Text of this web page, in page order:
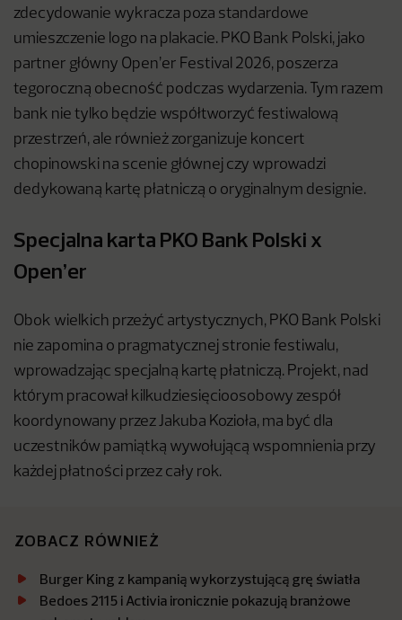
zdecydowanie wykracza poza standardowe
umieszczenie logo na plakacie. PKO Bank Polski, jako
partner główny Open’er Festival 2026, poszerza
tegoroczną obecność podczas wydarzenia. Tym razem
bank nie tylko będzie współtworzyć festiwalową
przestrzeń, ale również zorganizuje koncert
chopinowski na scenie głównej czy wprowadzi
dedykowaną kartę płatniczą o oryginalnym designie.
Specjalna karta PKO Bank Polski x
Open’er
Obok wielkich przeżyć artystycznych, PKO Bank Polski
nie zapomina o pragmatycznej stronie festiwalu,
wprowadzając specjalną kartę płatniczą. Projekt, nad
którym pracował kilkudziesięcioosobowy zespół
koordynowany przez Jakuba Kozioła, ma być dla
uczestników pamiątką wywołującą wspomnienia przy
każdej płatności przez cały rok.
ZOBACZ RÓWNIEŻ
Burger King z kampanią wykorzystującą grę światła
Bedoes 2115 i Activia ironicznie pokazują branżowe